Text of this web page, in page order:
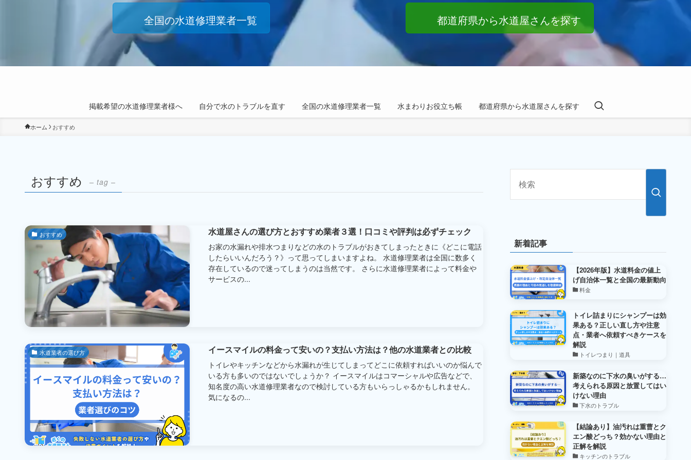
掲載希望の水道修理業者様へ 自分で水のトラブルを直す 全国の水道修理業者一覧 水まわりお役立ち帳 都道府県から水道屋さんを探す
全国の水道修理業者一覧 都道府県から水道屋さんを探す
ホーム おすすめ
おすすめ – tag –
おすすめ 水道屋さんの選び方とおすすめ業者３選！口コミや評判は必ずチェック
お家の水漏れや排水つまりなどの水のトラブルがおきてしまったときに《どこに電話
したらいいんだろう？》って思ってしまいますよね。 水道修理業者は全国に数多く
存在しているので迷ってしまうのは当然です。 さらに水道修理業者によって料金や
サービスの...
水道業者の選び方 イースマイルの料金って安いの？支払い方法は？他の水道業者との比較
トイレやキッチンなどから水漏れが生じてしまってどこに依頼すればいいのか悩んで
いる方も多いのではないでしょうか？ イースマイルはコマーシャルや広告などで、
知名度の高い水道修理業者なので検討している方もいらっしゃるかもしれません。
気になるの...
新着記事
【2026年版】水道料金の値上
げ自治体一覧と全国の最新動向
料金
トイレ詰まりにシャンプーは効
果ある？正しい直し方や注意
点・業者へ依頼すべきケースを
解説
トイレつまり｜道具
新築なのに下水の臭いがする…
考えられる原因と放置してはい
けない理由
下水のトラブル
【結論あり】油汚れは重曹とク
エン酸どっち？効かない理由と
正解を解説
キッチンのトラブル